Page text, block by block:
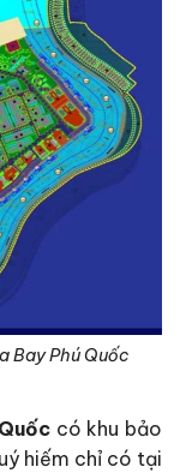
Bay Phú Quốc
có khu bảo
hiếm chỉ có tại